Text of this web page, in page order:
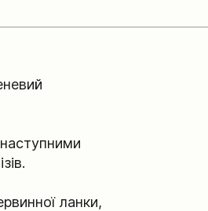
наступними
ланки,